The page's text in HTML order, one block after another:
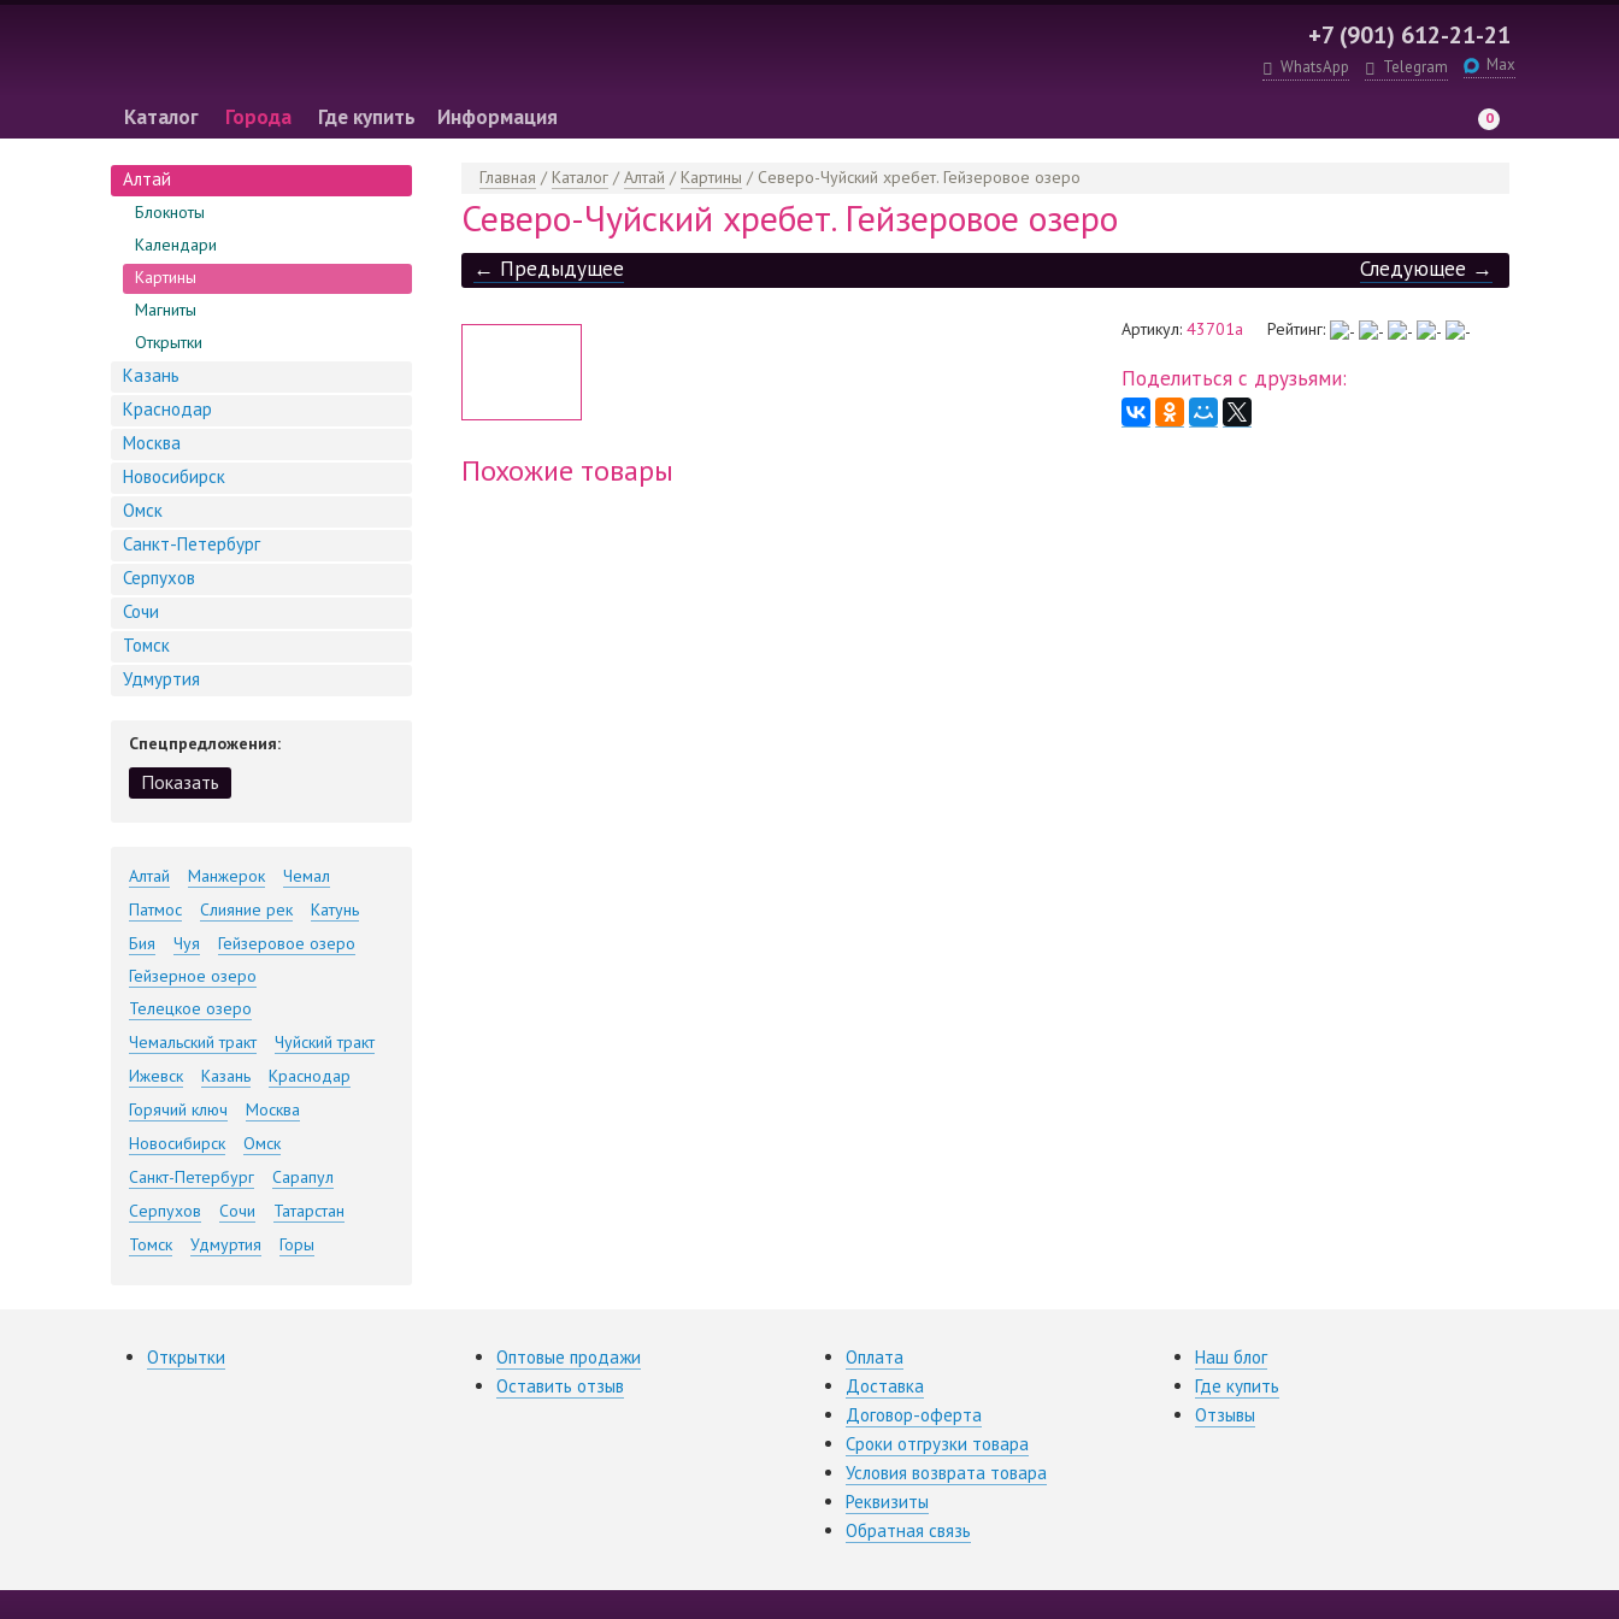
+7 (901) 612-21-21
WhatsApp Telegram Max
Каталог Города Где купить Информация 0
Алтай
Блокноты
Календари
Картины
Магниты
Открытки
Казань
Краснодар
Москва
Новосибирск
Омск
Санкт-Петербург
Серпухов
Сочи
Томск
Удмуртия
Спецпредложения:
Алтай Манжерок
Чемал
Патмос
Слияние рек
Катунь
Бия
Чуя
Гейзеровое озеро
Гейзерное озеро
Телецкое озеро
Чемальский тракт
Чуйский тракт
Ижевск
Казань
Краснодар
Горячий ключ
Москва
Новосибирск
Омск
Санкт-Петербург
Сарапул
Серпухов
Сочи
Татарстан
Томск
Удмуртия Горы
Главная / Каталог / Алтай / Картины / Северо-Чуйский хребет. Гейзеровое озеро
Северо-Чуйский хребет. Гейзеровое озеро
← Предыдущее Следующее →
Артикул: 43701а Рейтинг:
Поделиться с друзьями:
Похожие товары
Открытки
Оптовые продажи
Оставить отзыв
Оплата
Доставка
Договор-оферта
Сроки отгрузки товара
Условия возврата товара
Реквизиты
Обратная связь
Наш блог
Где купить
Отзывы